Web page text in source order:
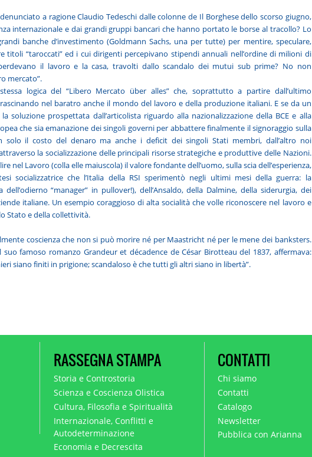
a ragione Claudio Tedeschi dalle colonne de Il Borghese dello scorso giugno,
internazionale e dai grandi gruppi bancari che hanno portato le borse al tracollo? Lo
banche d’investimento (Goldmann Sachs, una per tutte) per mentire, speculare,
titoli “taroccati” ed i cui dirigenti percepivano stipendi annuali nell’ordine di milioni di
il lavoro e la casa, travolti dallo scandalo dei mutui sub prime? No non
mercato”.
logica del “Libero Mercato über alles” che, soprattutto a partire dall’ultimo
nel baratro anche il mondo del lavoro e della produzione italiani. E se da un
soluzione prospettata dall’articolista riguardo alla nazionalizzazione della BCE e alla
che sia emanazione dei singoli governi per abbattere finalmente il signoraggio sulla
solo il costo del denaro ma anche i deficit dei singoli Stati membri, dall’altro noi
la socializzazione delle principali risorse strategiche e produttive delle Nazioni.
nel Lavoro (colla elle maiuscola) il valore fondante dell’uomo, sulla scia dell’esperienza,
socializzatrice che l’Italia della RSI sperimentò negli ultimi mesi della guerra: la
dell’odierno “manager” in pullover!), dell’Ansaldo, della Dalmine, della siderurgia, dei
italiane. Un esempio coraggioso di alta socialità che volle riconoscere nel lavoro e
Stato e della collettività.
coscienza che non si può morire né per Maastricht né per le mene dei banksters.
suo famoso romanzo Grandeur et décadence de César Birotteau del 1837, affermava:
siano finiti in prigione; scandaloso è che tutti gli altri siano in libertà”.
RASSEGNA STAMPA
Storia e Controstoria
Scienza e Coscienza Olistica
Cultura, Filosofia e Spiritualità
Internazionale, Conflitti e
Autodeterminazione
Economia e Decrescita
CONTATTI
Chi siamo
Contatti
Catalogo
Newsletter
Pubblica con Arianna